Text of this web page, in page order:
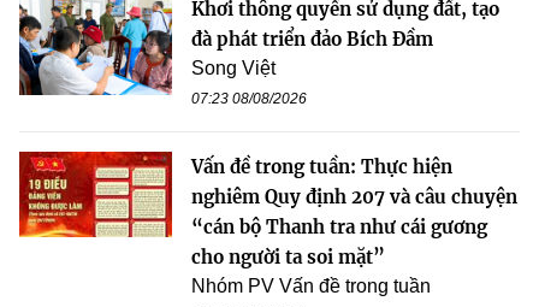
Khơi thông quyền sử dụng đất, tạo
đà phát triển đảo Bích Đầm
Song Việt
07:23 08/08/2026
Vấn đề trong tuần: Thực hiện
nghiêm Quy định 207 và câu chuyện
“cán bộ Thanh tra như cái gương
cho người ta soi mặt”
Nhóm PV Vấn đề trong tuần